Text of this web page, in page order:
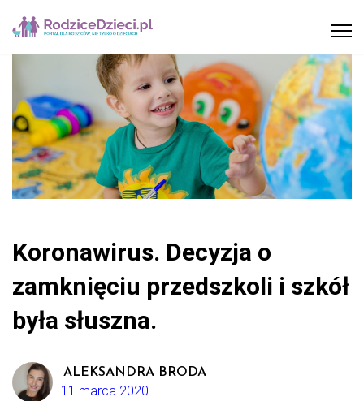
Koronawirus. Decyzja o
zamknięciu przedszkoli i szkół
była słuszna.
ALEKSANDRA BRODA
11 marca 2020